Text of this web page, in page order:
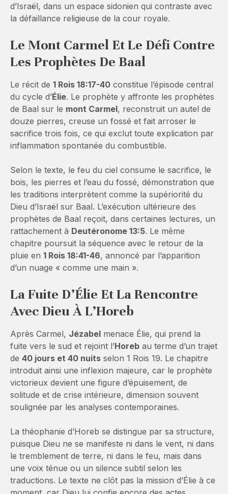
d’Israël, dans un espace sidonien qui contraste avec
la défaillance religieuse de la cour royale.
Le Mont Carmel Et Le Défi Contre
Les Prophètes De Baal
Le récit de 1 Rois 18:17-40 constitue l’épisode central
du cycle d’Élie. Le prophète y affronte les prophètes
de Baal sur le mont Carmel, reconstruit un autel de
douze pierres, creuse un fossé et fait arroser le
sacrifice trois fois, ce qui exclut toute explication par
inflammation spontanée du combustible.
Selon le texte, le feu du ciel consume le sacrifice, le
bois, les pierres et l’eau du fossé, démonstration que
les traditions interprètent comme la supériorité du
Dieu d’Israël sur Baal. L’exécution ultérieure des
prophètes de Baal reçoit, dans certaines lectures, un
rattachement à Deutéronome 13:5. Le même
chapitre poursuit la séquence avec le retour de la
pluie en 1 Rois 18:41-46, annoncé par l’apparition
d’un nuage « comme une main ».
La Fuite D’Élie Et La Rencontre
Avec Dieu À L’Horeb
Après Carmel, Jézabel menace Élie, qui prend la
fuite vers le sud et rejoint l’Horeb au terme d’un trajet
de 40 jours et 40 nuits selon 1 Rois 19. Le chapitre
introduit ainsi une inflexion majeure, car le prophète
victorieux devient une figure d’épuisement, de
solitude et de crise intérieure, dimension souvent
soulignée par les analyses contemporaines.
La théophanie d’Horeb se distingue par sa structure,
puisque Dieu ne se manifeste ni dans le vent, ni dans
le tremblement de terre, ni dans le feu, mais dans
une voix ténue ou un silence subtil selon les
traductions. Le texte ne clôt pas la mission d’Élie à ce